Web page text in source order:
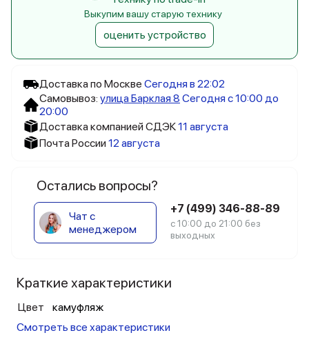
Доставка по Москве Сегодня в 22:02
Самовывоз: улица Барклая 8 Сегодня с 10:00 до
20:00
Доставка компанией СДЭК11 августа
Почта России 12 августа
Остались вопросы?
Чат с
менеджером
+7 (499) 346-88-89
с 10:00 до 21:00 без
выходных
Краткие характеристики
Цвет
камуфляж
Смотреть все характеристики
Выкупим вашу старую технику
оценить устройство